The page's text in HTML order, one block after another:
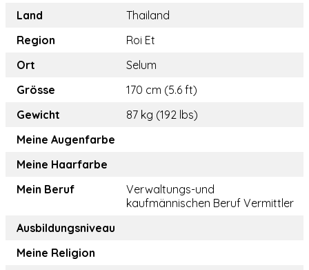
Land
Thailand
Region
Roi Et
Ort
Selum
Grösse
170 cm (5.6 ft)
Gewicht
87 kg (192 lbs)
Meine Augenfarbe
Meine Haarfarbe
Mein Beruf
Verwaltungs-und
kaufmännischen Beruf Vermittler
Ausbildungsniveau
Meine Religion